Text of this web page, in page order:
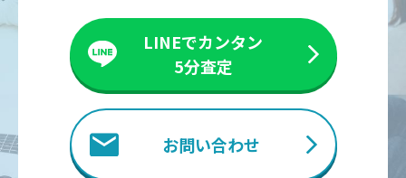
LINEでカンタン
5分査定
お問い合わせ